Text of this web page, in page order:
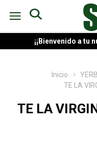
¡¡Bienvenido a tu
Inicio
TE LA
TE LA